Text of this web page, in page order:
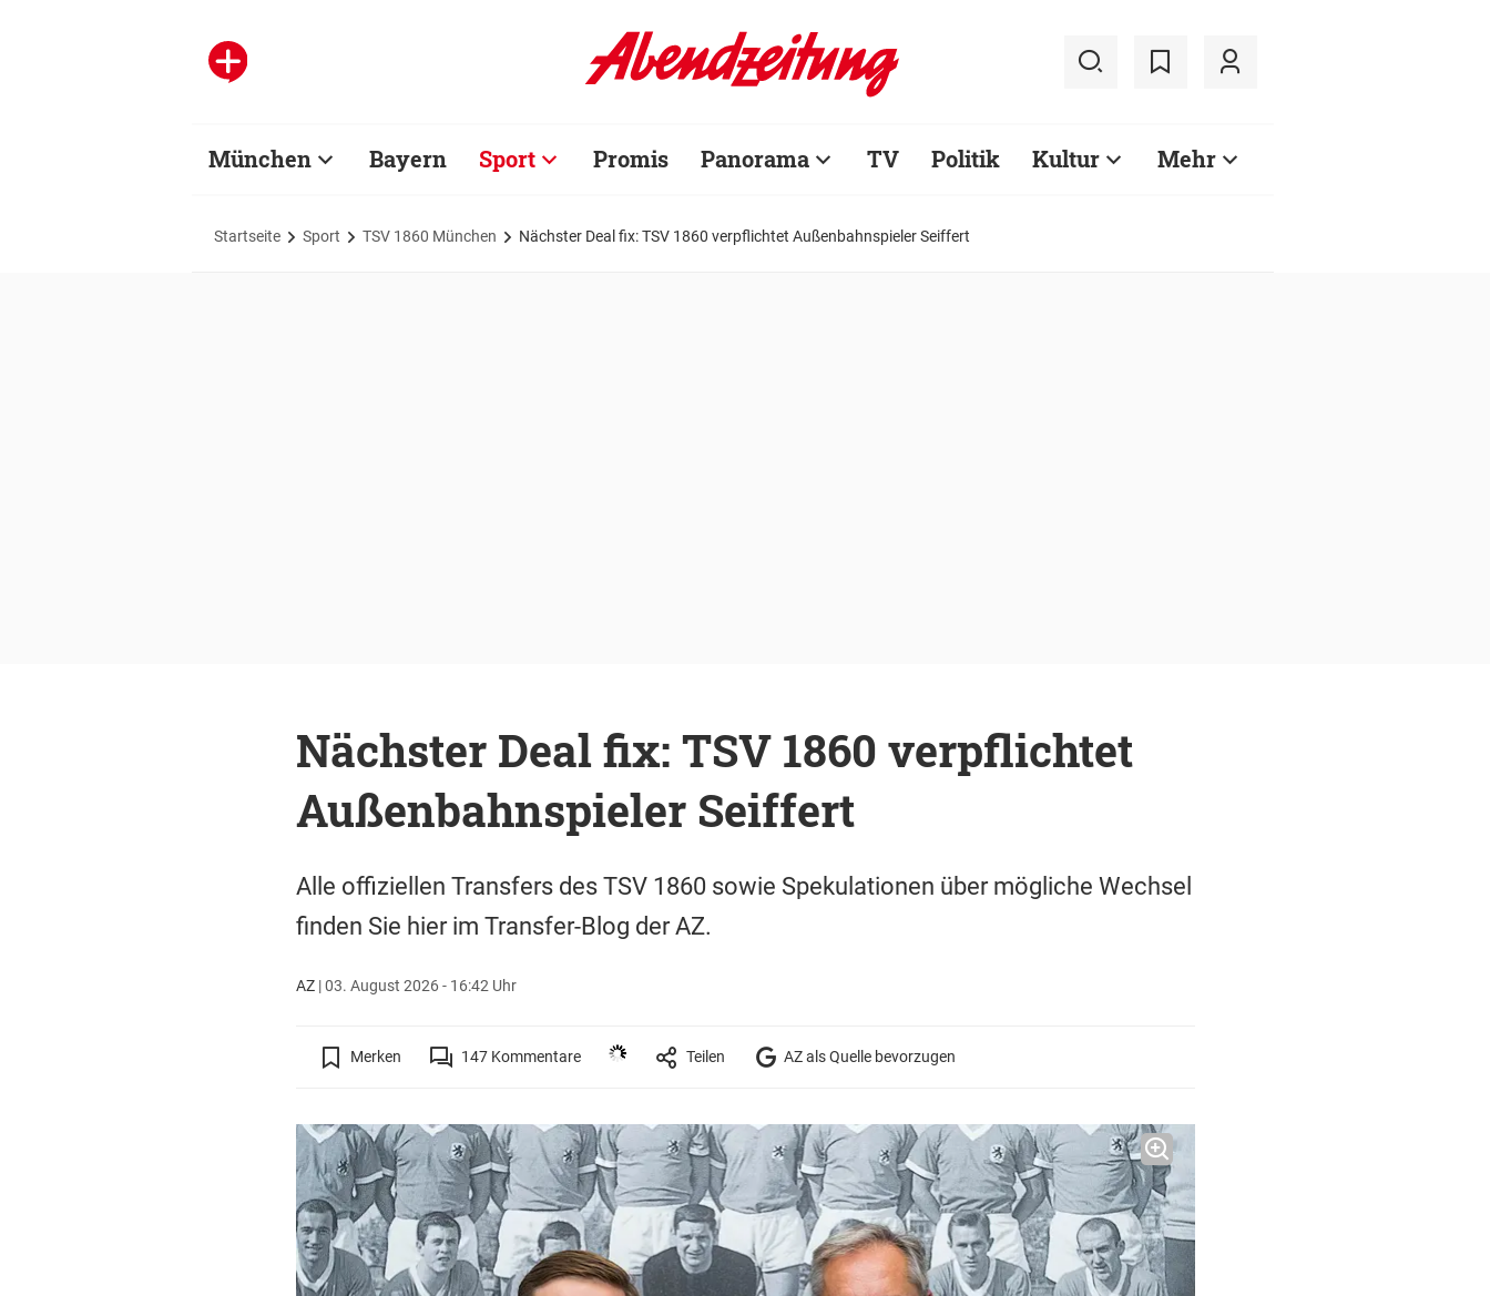
München Bayern Sport Promis Panorama TV Politik Kultur Mehr
Startseite Sport TSV 1860 München Nächster Deal fix: TSV 1860 verpflichtet Außenbahnspieler Seiffert
Nächster Deal fix: TSV 1860 verpflichtet
Außenbahnspieler Seiffert
Alle offiziellen Transfers des TSV 1860 sowie Spekulationen über mögliche Wechsel
finden Sie hier im Transfer-Blog der AZ.
AZ|03. August 2026 - 16:42 Uhr
Merken 147Kommentare Teilen AZ als Quelle bevorzugen